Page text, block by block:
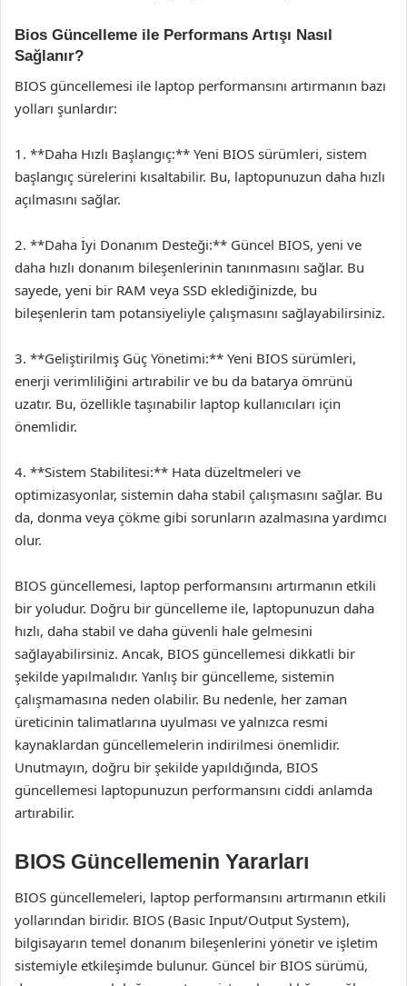
Bios Güncelleme ile Performans Artışı Nasıl
Sağlanır?
BIOS güncellemesi ile laptop performansını artırmanın bazı
yolları şunlardır:
1. **Daha Hızlı Başlangıç:** Yeni BIOS sürümleri, sistem
başlangıç sürelerini kısaltabilir. Bu, laptopunuzun daha hızlı
açılmasını sağlar.
2. **Daha İyi Donanım Desteği:** Güncel BIOS, yeni ve
daha hızlı donanım bileşenlerinin tanınmasını sağlar. Bu
sayede, yeni bir RAM veya SSD eklediğinizde, bu
bileşenlerin tam potansiyeliyle çalışmasını sağlayabilirsiniz.
3. **Geliştirilmiş Güç Yönetimi:** Yeni BIOS sürümleri,
enerji verimliliğini artırabilir ve bu da batarya ömrünü
uzatır. Bu, özellikle taşınabilir laptop kullanıcıları için
önemlidir.
4. **Sistem Stabilitesi:** Hata düzeltmeleri ve
optimizasyonlar, sistemin daha stabil çalışmasını sağlar. Bu
da, donma veya çökme gibi sorunların azalmasına yardımcı
olur.
BIOS güncellemesi, laptop performansını artırmanın etkili
bir yoludur. Doğru bir güncelleme ile, laptopunuzun daha
hızlı, daha stabil ve daha güvenli hale gelmesini
sağlayabilirsiniz. Ancak, BIOS güncellemesi dikkatli bir
şekilde yapılmalıdır. Yanlış bir güncelleme, sistemin
çalışmamasına neden olabilir. Bu nedenle, her zaman
üreticinin talimatlarına uyulması ve yalnızca resmi
kaynaklardan güncellemelerin indirilmesi önemlidir.
Unutmayın, doğru bir şekilde yapıldığında, BIOS
güncellemesi laptopunuzun performansını ciddi anlamda
artırabilir.
BIOS Güncellemenin Yararları
BIOS güncellemeleri, laptop performansını artırmanın etkili
yollarından biridir. BIOS (Basic Input/Output System),
bilgisayarın temel donanım bileşenlerini yönetir ve işletim
sistemiyle etkileşimde bulunur. Güncel bir BIOS sürümü,